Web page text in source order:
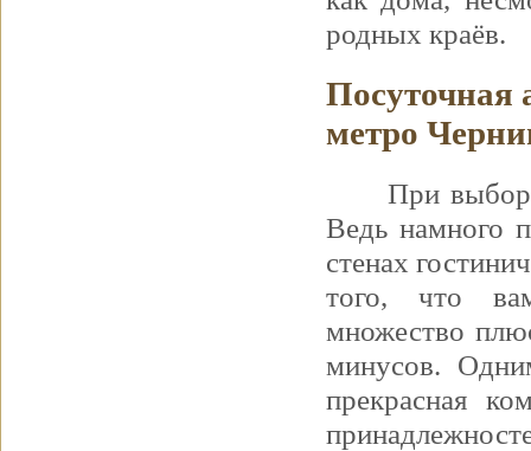
родных краёв.
Посуточная
метро
При
Ведь намного
стенах
того, что
множество
минусов.
прекрасная